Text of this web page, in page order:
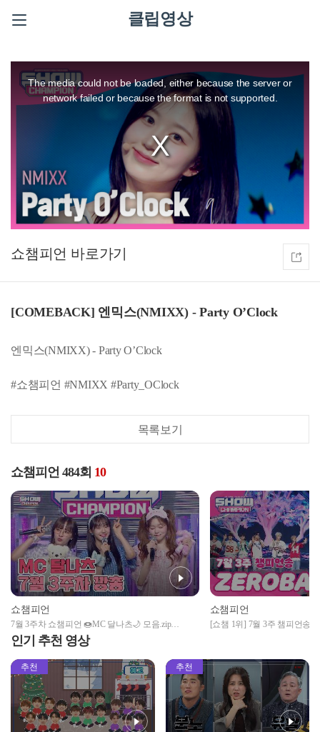
클립영상
modal
window.
The media could not be loaded, either because the server or
network failed or because the format is not supported.
쇼챔피언
[COMEBACK] 엔믹스(NMIXX) - Party O’Clock
엔믹스(NMIXX) - Party O’Clock
#쇼챔피언 #NMIXX #Party_OClock
목록보기
쇼챔피언 484회 10
쇼챔피언
7월 3주차 쇼챔피언 🍩MC 달나츠🌙 모음.zip
(woo!ah! 나나, Billlie 문수아&츠키) | Show Champion |
EP.484
쇼챔피언
[쇼챔 1위] 7월 3주 챔피언송
인기 추천 영상
추천 추천